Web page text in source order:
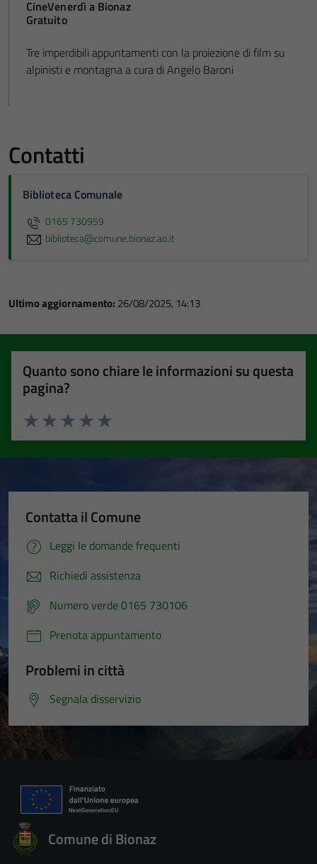
CineVenerdì a Bionaz
Gratuito
Tre imperdibili appuntamenti con la proiezione di film su
alpinisti e montagna a cura di Angelo Baroni
Contatti
Biblioteca Comunale
0165 730959
biblioteca@comune.bionaz.ao.it
Ultimo aggiornamento: 26/08/2025, 14:13
Quanto sono chiare le informazioni su questa
pagina?
Valuta 5 stelle su 5
Valuta 4 stelle su 5
Valuta 3 stelle su 5
Valuta 2 stelle su 5
Valuta 1 stelle su 5
Contatta il Comune
Leggi le domande frequenti
Richiedi assistenza
Numero verde 0165 730106
Prenota appuntamento
Problemi in città
Segnala disservizio
Comune di Bionaz